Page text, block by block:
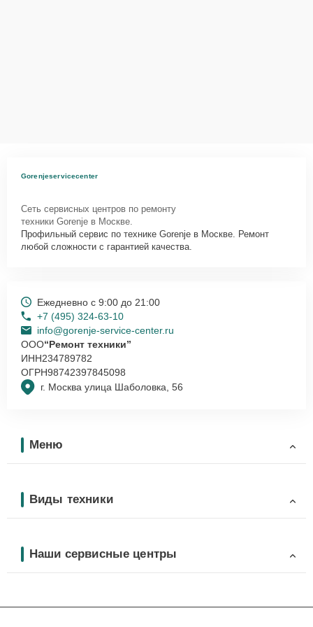
Gorenjeservicecenter
Сеть сервисных центров по ремонту
техники Gorenje в Москве.
Профильный сервис по технике Gorenje в Москве. Ремонт
любой сложности с гарантией качества.
г. Москва улица Шаболовка, 56
Ежедневно с 9:00 до 21:00
+7 (495) 324-63-10
info@gorenje-service-center.ru
ООО“Ремонт техники”
ИНН234789782
ОГРН98742397845098
Меню
Виды техники
Наши сервисные центры